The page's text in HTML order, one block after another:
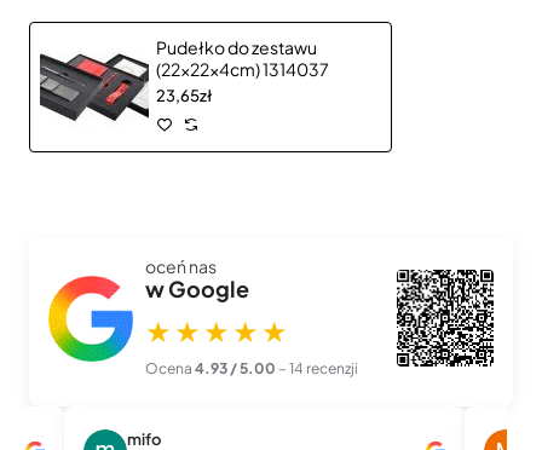
Pudełko do zestawu
(22x22x4cm) 1314037
23,65zł
oceń nas
w Google
★★★★★
Ocena 4.93 / 5.00 – 14 recenzji
mifo